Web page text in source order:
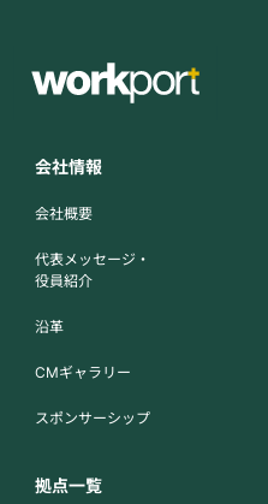
会社情報
会社概要
代表メッセージ・
役員紹介
沿革
CMギャラリー
スポンサーシップ
拠点一覧